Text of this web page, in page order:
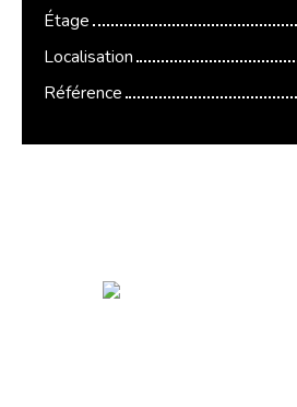
Étage
Localisation
Référence